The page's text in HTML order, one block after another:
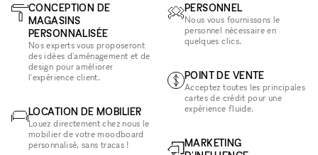
CONCEPTION DE
MAGASINS
PERSONNALISÉE
Nos experts vous proposeront
des idées d'aménagement et de
design pour améliorer
l'expérience client.
LOCATION DE MOBILIER
Louez directement chez nous le
mobilier de votre moodboard
personnalisé, sans tracas !
PERSONNEL
Nous vous fournissons le
personnel nécessaire en
quelques clics.
POINT DE VENTE
Acceptez toutes les principales
cartes de crédit pour une
expérience fluide.
MARKETING